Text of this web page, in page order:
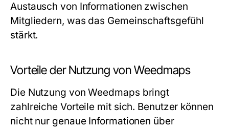
Austausch von Informationen zwischen
Mitgliedern, was das Gemeinschaftsgefühl
stärkt.
Vorteile der Nutzung von Weedmaps
Die Nutzung von Weedmaps bringt
zahlreiche Vorteile mit sich. Benutzer können
nicht nur genaue Informationen über